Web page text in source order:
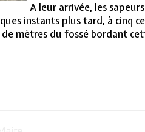
A leur arrivée, les
instants plus tard, à cinq
mètres du fossé bordant